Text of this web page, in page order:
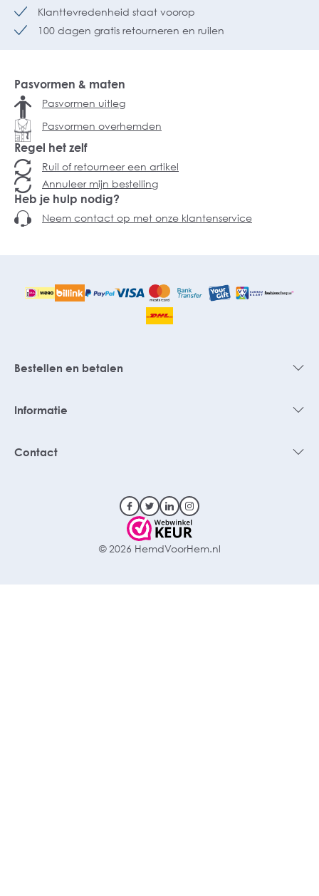
Klanttevredenheid staat voorop
100 dagen gratis retourneren en ruilen
Pasvormen & maten
Pasvormen uitleg
Pasvormen overhemden
Regel het zelf
Ruil of retourneer een artikel
Annuleer mijn bestelling
Heb je hulp nodig?
Neem contact op met onze klantenservice
Bestellen en betalen
Informatie
Contact
© 2026 HemdVoorHem.nl